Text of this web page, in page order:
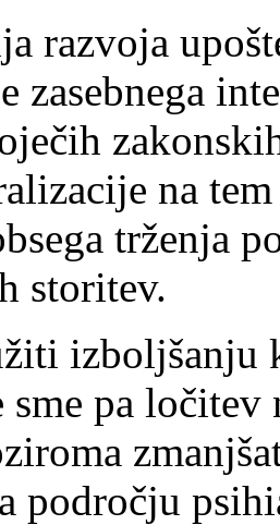
razvoja
zasebnega
na
trženja
storitev.
izboljšanju
sme pa
področju